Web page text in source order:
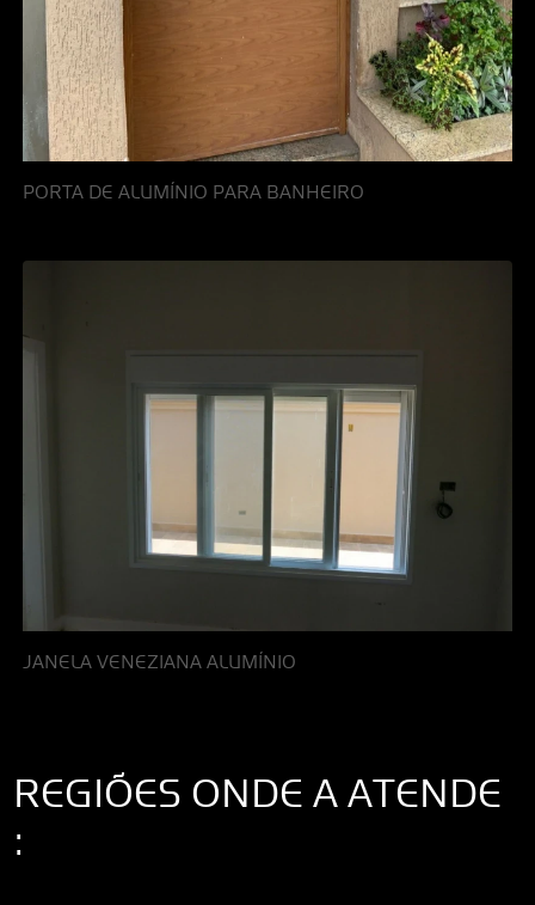
PORTA DE ALUMÍNIO PARA BANHEIRO
JANELA VENEZIANA ALUMÍNIO
REGIÕES ONDE A ATENDE
: